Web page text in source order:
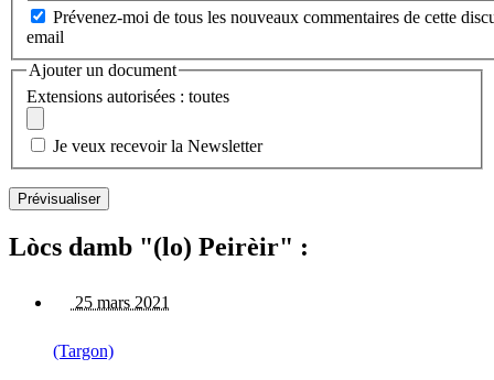
Prévenez-moi de tous les nouveaux commentaires de cette
email
Ajouter un document
Extensions autorisées : toutes
Je veux recevoir la Newsletter
Lòcs damb "(lo) Peirèir" :
25 mars 2021
(Targon)